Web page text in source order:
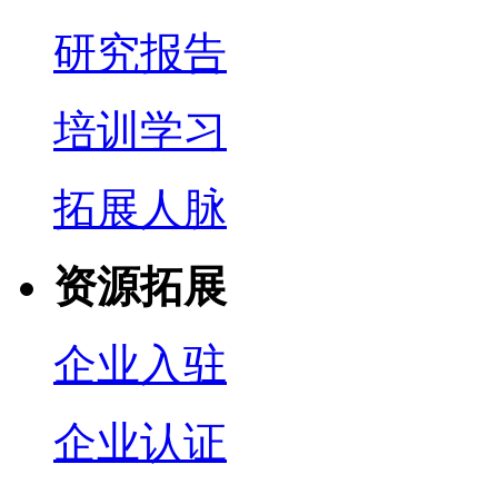
研究报告
培训学习
拓展人脉
资源拓展
企业入驻
企业认证